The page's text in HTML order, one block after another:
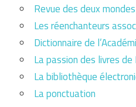
Revue des deux mondes
Les réenchanteurs
Dictionnaire de
La passion des livres de
La bibliothèque
La ponctuation